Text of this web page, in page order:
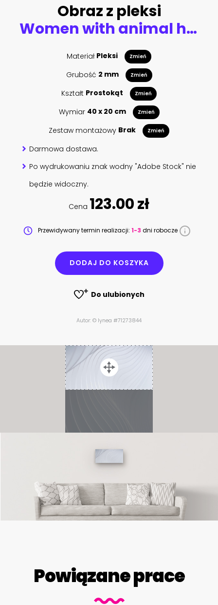
Obraz z pleksi
Women with animal heads
Materiał Pleksi Zmień
Grubość 2 mm Zmień
Kształt Prostokąt Zmień
Wymiar 40 x 20 cm Zmień
Zestaw montażowy Brak Zmień
Darmowa dostawa.
Po wydrukowaniu znak wodny "Adobe Stock" nie
będzie widoczny.
Cena 123.00 zł
Przewidywany termin realizacji: 1-3 dni robocze
DODAJ DO KOSZYKA
Do ulubionych
Autor: © lynea #71273844
Powiązane prace